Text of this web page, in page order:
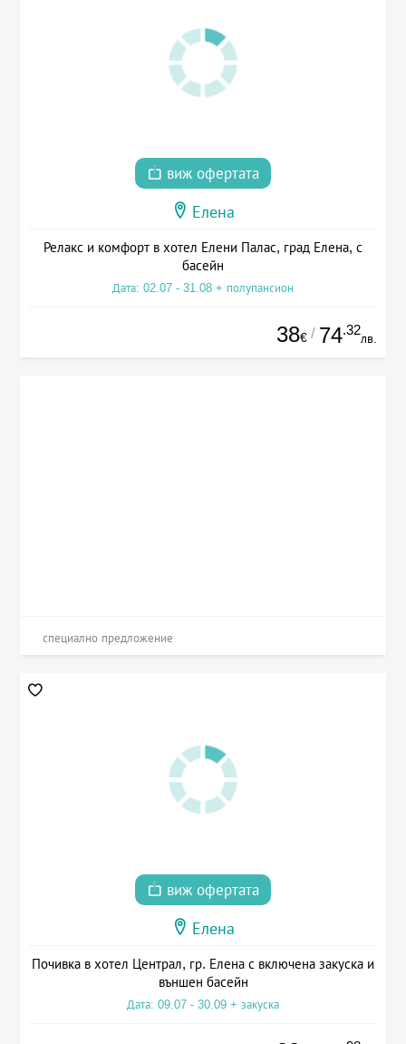
виж офертата
Елена
Релакс и комфорт в хотел Елени Палас, град Елена, с
басейн
Дата: 02.07 - 31.08 + полупансион
38€ / 74.32
лв.
специално предложение
виж офертата
Елена
Почивка в хотел Централ, гр. Елена с включена закуска и
външен басейн
Дата: 09.07 - 30.09 + закуска